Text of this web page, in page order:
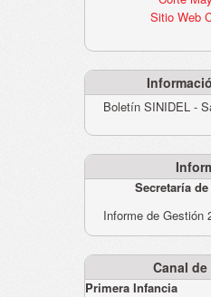
Sitio Web
Boletín SINIDEL -
Secretaría
Informe de Gestión
Canal
Primera Infancia